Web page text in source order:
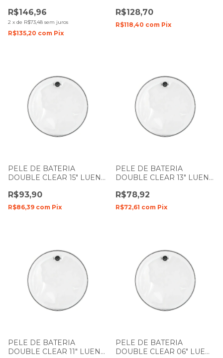
DUPLO
R$146,96
2 x de R$73,48 sem juros
R$135,20 com Pix
DUPLO
R$128,70
R$118,40 com Pix
PELE DE BATERIA
DOUBLE CLEAR 15" LUEN
DUPLO
R$93,90
R$86,39 com Pix
PELE DE BATERIA
DOUBLE CLEAR 13" LUEN
DUPLO
R$78,92
R$72,61 com Pix
PELE DE BATERIA
DOUBLE CLEAR 11" LUEN
PELE DE BATERIA
DOUBLE CLEAR 06" LUEN